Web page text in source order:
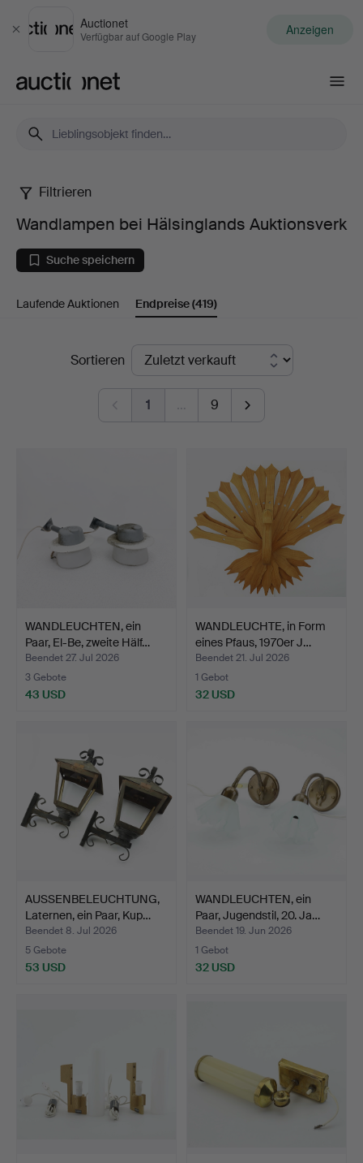
Schließen
Auctionet
Verfügbar auf Google Play Anzeigen
Wandlampen
bei
Hälsinglands
Auktionsverk
Filtrieren
Wandlampen bei Hälsinglands Auktionsverk
Suche speichern
Laufende Auktionen Endpreise(419)
EndpreiseSortieren
1 … 9
WANDLEUCHTEN, ein
Paar, El-Be, zweite Hälf…
Beendet 27. Jul 2026
3 Gebote
43 USD
WANDLEUCHTE, in Form
eines Pfaus, 1970er J…
Beendet 21. Jul 2026
1 Gebot
32 USD
AUSSENBELEUCHTUNG,
Laternen, ein Paar, Kup…
Beendet 8. Jul 2026
5 Gebote
53 USD
WANDLEUCHTEN, ein
Paar, Jugendstil, 20. Ja…
Beendet 19. Jun 2026
1 Gebot
32 USD